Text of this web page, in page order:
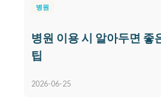
병원
병원 이용 시 알아두면 좋
팁
2026-06-25